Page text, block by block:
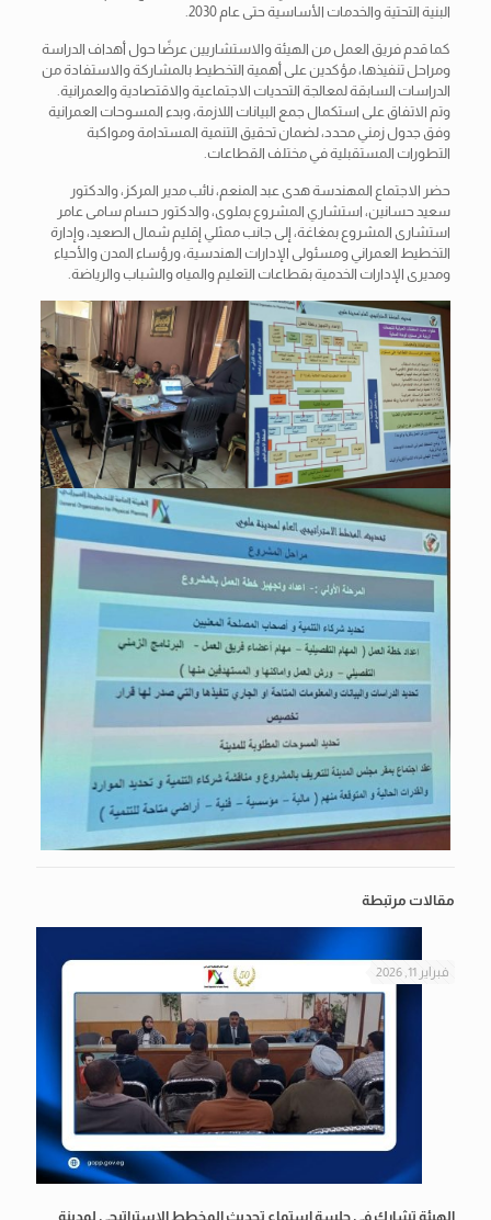
البنية التحتية والخدمات الأساسية حتى عام 2030.
كما قدم فريق العمل من الهيئة والاستشاريين عرضًا حول أهداف الدراسة
ومراحل تنفيذها، مؤكدين على أهمية التخطيط بالمشاركة والاستفادة من
الدراسات السابقة لمعالجة التحديات الاجتماعية والاقتصادية والعمرانية.
وتم الاتفاق على استكمال جمع البيانات اللازمة، وبدء المسوحات العمرانية
وفق جدول زمني محدد، لضمان تحقيق التنمية المستدامة ومواكبة
التطورات المستقبلية في مختلف القطاعات.
حضر الاجتماع المهندسة هدى عبد المنعم، نائب مدير المركز، والدكتور
سعيد حسانين، استشاري المشروع بملوى، والدكتور حسام سامى عامر
استشارى المشروع بمغاغة، إلى جانب ممثلي إقليم شمال الصعيد، وإدارة
التخطيط العمراني ومسئولى الإدارات الهندسية، ورؤساء المدن والأحياء
ومديرى الإدارات الخدمية بقطاعات التعليم والمياه والشباب والرياضة.
مقالات مرتبطة
فبراير 11, 2026
الهيئة تشارك في جلسة استماع تحديث المخطط الاستراتيجي لمدينة